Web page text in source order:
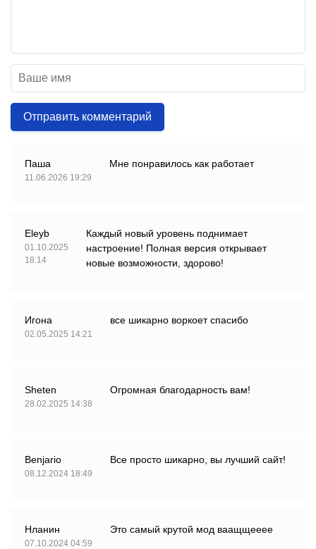
Отправить комментарий
Паша
11.06.2026 19:29
Мне понравилось как работает
Eleyb
01.10.2025
18:14
Каждый новый уровень поднимает
настроение! Полная версия открывает
новые возможности, здорово!
Игона
02.05.2025 14:21
все шикарно воркоет спасибо
Sheten
28.02.2025 14:38
Огромная благодарность вам!
Benjario
08.12.2024 18:49
Все просто шикарно, вы лучший сайт!
Нланин
07.10.2024 04:59
Это самый крутой мод ваащщееее